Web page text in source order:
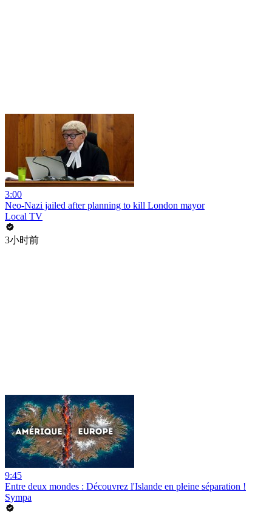
3:00
Neo-Nazi jailed after planning to kill London mayor
Local TV
3小时前
9:45
Entre deux mondes : Découvrez l'Islande en pleine séparation !
Sympa